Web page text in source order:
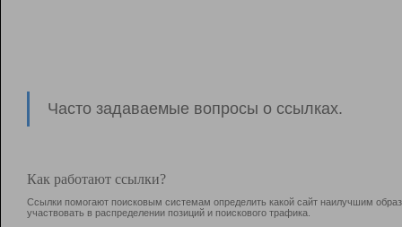
Часто задаваемые вопросы о ссылках.
Как работают ссылки?
Ссылки помогают поисковым системам определить какой сайт наилучшим
участвовать в раcпределении позиций и поискового трафика.